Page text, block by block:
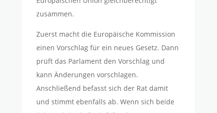
zusammen.
Zuerst macht die Europäische Kommission
einen Vorschlag für ein neues Gesetz. Dann
prüft das Parlament den Vorschlag und
kann Änderungen vorschlagen.
Anschließend befasst sich der Rat damit
und stimmt ebenfalls ab. Wenn sich beide